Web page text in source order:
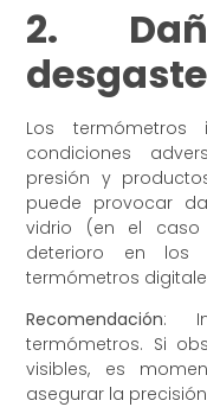
2.
desgaste
Los termómetros
condiciones
presión y
puede provocar
vidrio (en el
deterioro en los
termómetros
Recomendación:
termómetros. Si
visibles, es
asegurar la